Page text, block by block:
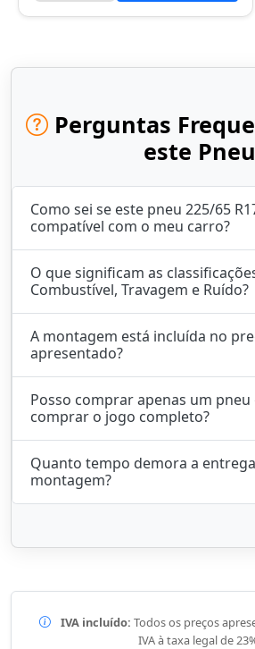
Perguntas
este Pneu
Como sei se este pneu 225/65
compatível com o meu carro?
O que significam as
Combustível, Travagem e Ruído?
A montagem está incluída no
apresentado?
Posso comprar apenas um
comprar o jogo completo?
Quanto tempo demora a
montagem?
IVA incluído: Todos os preços
IVA à taxa legal de